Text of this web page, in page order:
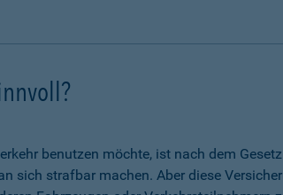
benutzen möchte, ist nach dem
sich strafbar machen. Aber diese